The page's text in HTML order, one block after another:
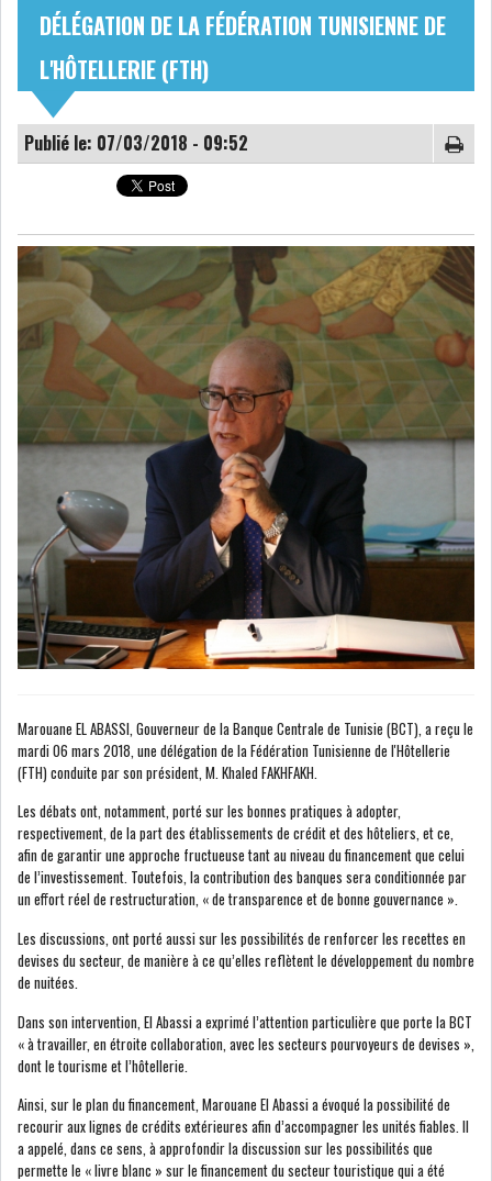
PRIVATISATION & OPV
INDICATEURS
INTERMÉDIAIRES
DIVERS
OPINION ANALYSE MARCHÉ
SONDAGES
COMMUNIQUÉS DE
PRESSE
BOURSE DE TUNIS : LE
TUNINDEX GLISSE LÉG...
BOURSE DE TUNIS : LE REVENU
GLOBAL DES S...
BOURSE DE TUNIS : LE
OFFICE PLAST : UNE LEVÉE DE
FONDS AU SER...
RSS
COTATION ET ANALYSES
FICHES SOCIÉTÉS
COURS DU JOUR
ANALYSE QUOTIDIENNE
ANALYSE HEBDOMADAIRE
DÉLÉGATION DE LA FÉDÉRATION TUNISIENNE DE
L'HÔTELLERIE (FTH)
Publié le: 07/03/2018 - 09:52
Marouane EL ABASSI, Gouverneur de la Banque Centrale de Tunisie (BCT), a reçu le
mardi 06 mars 2018, une délégation de la Fédération Tunisienne de l'Hôtellerie
(FTH) conduite par son président, M. Khaled FAKHFAKH.
Les débats ont, notamment, porté sur les bonnes pratiques à adopter,
respectivement, de la part des établissements de crédit et des hôteliers, et ce,
afin de garantir une approche fructueuse tant au niveau du financement que celui
de l’investissement. Toutefois, la contribution des banques sera conditionnée par
un effort réel de restructuration, « de transparence et de bonne gouvernance ».
Les discussions, ont porté aussi sur les possibilités de renforcer les recettes en
devises du secteur, de manière à ce qu’elles reflètent le développement du nombre
de nuitées.
Dans son intervention, El Abassi a exprimé l’attention particulière que porte la BCT
« à travailler, en étroite collaboration, avec les secteurs pourvoyeurs de devises »,
dont le tourisme et l’hôtellerie.
Ainsi, sur le plan du financement, Marouane El Abassi a évoqué la possibilité de
recourir aux lignes de crédits extérieures afin d’accompagner les unités fiables. Il
a appelé, dans ce sens, à approfondir la discussion sur les possibilités que
permette le « livre blanc » sur le financement du secteur touristique qui a été